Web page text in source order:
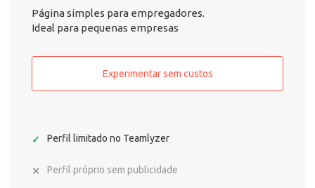
Página simples para empregadores.
Ideal para pequenas empresas
Experimentar sem custos
Perfil limitado no Teamlyzer
Perfil próprio sem publicidade